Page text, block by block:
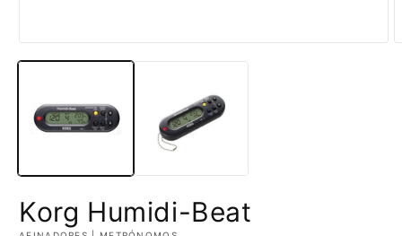
Abrir
elemento
una
ventana
Korg Humidi-Beat